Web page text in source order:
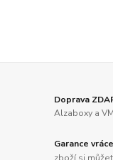
Doprava
Alzaboxy a
Garance